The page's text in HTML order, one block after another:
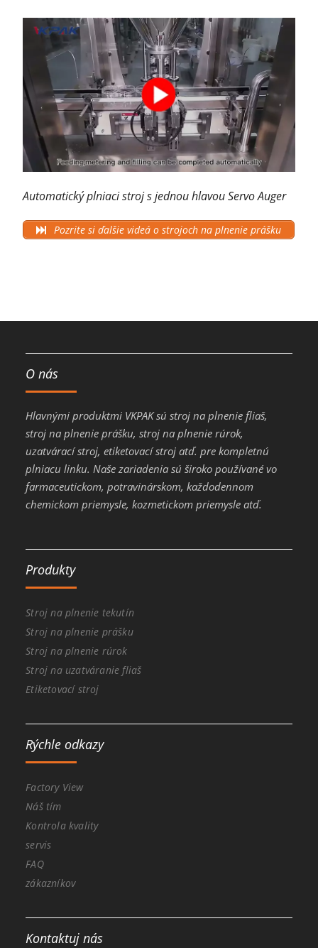
Automatický plniaci stroj s jednou hlavou Servo Auger
Pozrite si ďalšie videá o strojoch na plnenie prášku
O nás
Hlavnými produktmi VKPAK sú stroj na plnenie fliaš,
stroj na plnenie prášku, stroj na plnenie rúrok,
uzatvárací stroj, etiketovací stroj atď. pre kompletnú
plniacu linku. Naše zariadenia sú široko používané vo
farmaceutickom, potravinárskom, každodennom
chemickom priemysle, kozmetickom priemysle atď.
Produkty
Stroj na plnenie tekutín
Stroj na plnenie prášku
Stroj na plnenie rúrok
Stroj na uzatváranie fliaš
Etiketovací stroj
Rýchle odkazy
Factory View
Náš tím
Kontrola kvality
servis
FAQ
zákazníkov
Kontaktuj nás